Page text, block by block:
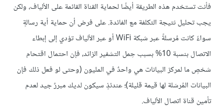
فأنت تستخدم هذه الطريقة أيضًا لحماية القناة القائمة على الألياف، ولكن
يجب تحليل نتيجة التكلفة مع الفائدة. على فرض أن حماية أية رسالةٍ
سواءً كانت مُرسلةً عبر شبكة WiFi أو عبر الألياف تؤدي إلى إبطاء
الاتصال بنسبة 10% بسبب حِمل التشفير الزائد، فإن احتمال اقتحام
شخصٍ ما لمركز البيانات هي واحدٌ في المليون (وحتى لو فعل ذلك فإن
البيانات المُرسَلة لها قيمة قليلة)؛ عندئذٍ سيكون لديك مبررٌ جيد لعدم
تأمين قناة اتصال الألياف.